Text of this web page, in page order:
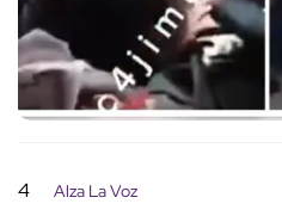
4 Alza La Voz